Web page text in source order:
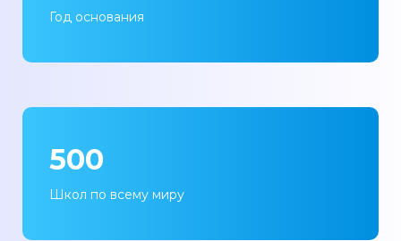
Год основания
500
Школ по всему миру